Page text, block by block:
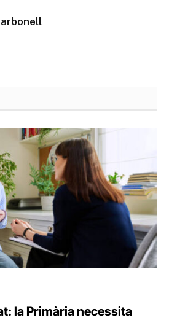
la Primària necessita